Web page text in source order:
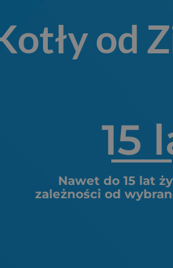
od
15
Nawet do 15 lat
zależności od